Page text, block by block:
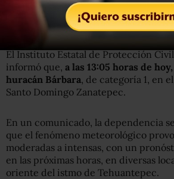
Toca tierra en Oaxaca
El Instituto Estatal de Protección Civil
informó que, a las 13:05 horas de
huracán Bárbara , de categoría 1, en
Santo Domingo Zanatepec.
En un comunicado, la dependencia
que el fenómeno meteorológico
moderadas a intensas, con un
en las próximas horas, en diversas
oriente del istmo de Tehuantepec.